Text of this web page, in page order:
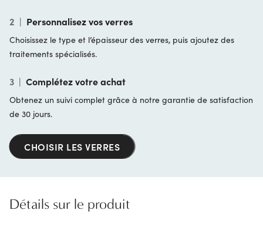
2 | Personnalisez vos verres
Choisissez le type et l’épaisseur des verres, puis ajoutez des
traitements spécialisés.
3 | Complétez votre achat
Obtenez un suivi complet grâce à notre garantie de satisfaction
de 30 jours.
CHOISIR LES VERRES
Détails sur le produit